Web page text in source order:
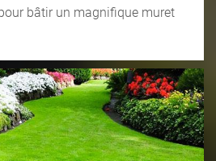
bâtir un magnifique muret